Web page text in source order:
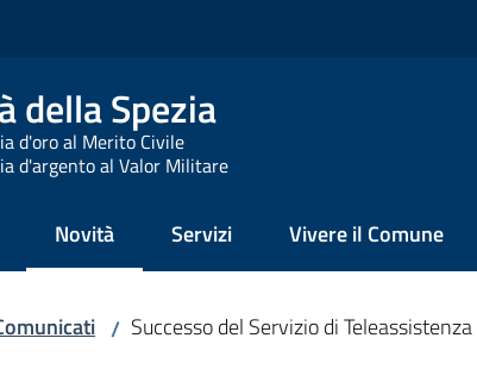
della Spezia
d'oro al Merito Civile
d'argento al Valor Militare
Novità
Menu selezionato
Servizi Vivere il Comune
/ Successo del Servizio di